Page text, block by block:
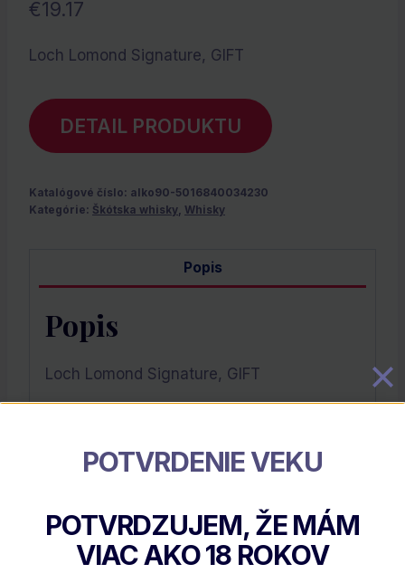
€19.17
Loch Lomond Signature, GIFT
DETAIL PRODUKTU
Katalógové číslo: alko90-5016840034230
Kategórie: Škótska whisky, Whisky
Popis
Popis
Loch Lomond Signature, GIFT
POTVRDENIE VEKU
POTVRDZUJEM, ŽE MÁM
VIAC AKO18 ROKOV